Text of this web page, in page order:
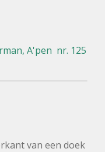
A'pen nr. 125
van een doek